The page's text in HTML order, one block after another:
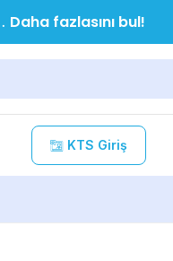
Daha fazlasını bul!
KTS Giriş